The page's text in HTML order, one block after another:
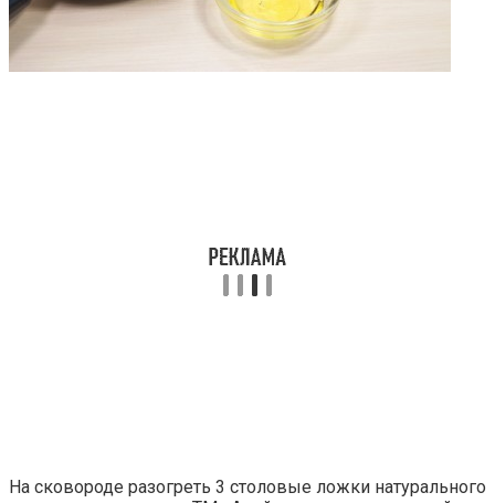
На сковороде разогреть 3 столовые ложки натурального